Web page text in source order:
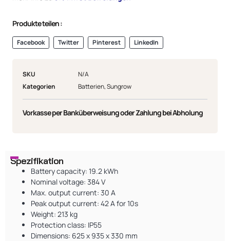
Produkte teilen :
Facebook Twitter Pinterest LinkedIn
SKU
N/A
Kategorien
Batterien,Sungrow
Vorkasse per Banküberweisung oder Zahlung bei Abholung
Spezifikation
Battery capacity: 19.2 kWh
Nominal voltage: 384 V
Max. output current: 30 A
Peak output current: 42 A for 10s
Weight: 213 kg
Protection class: IP55
Dimensions: 625 x 935 x 330 mm